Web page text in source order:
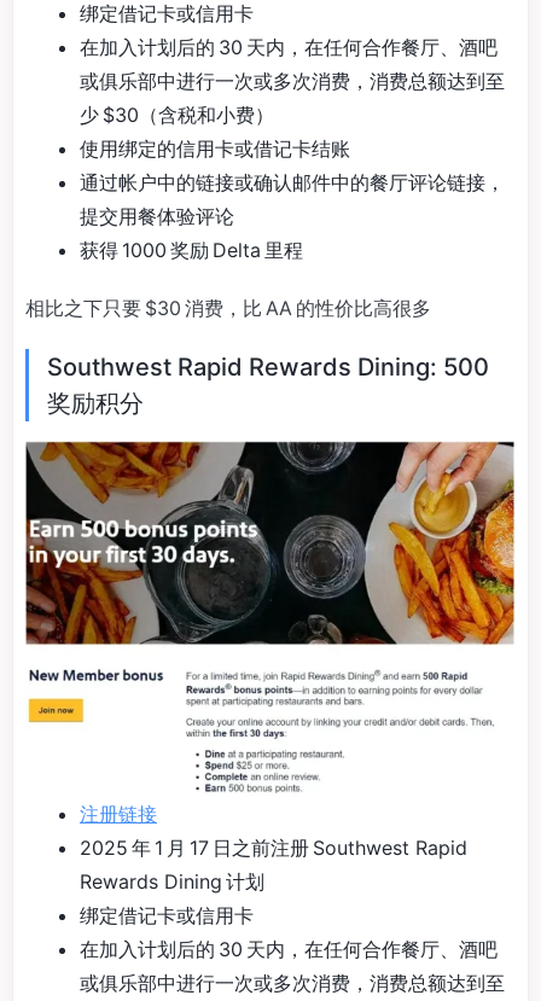
绑定借记卡或信用卡
在加入计划后的 30 天内，在任何合作餐厅、酒吧
或俱乐部中进行一次或多次消费，消费总额达到至
少 $30（含税和小费）
使用绑定的信用卡或借记卡结账
通过帐户中的链接或确认邮件中的餐厅评论链接，
提交用餐体验评论
获得 1000 奖励 Delta 里程
相比之下只要 $30 消费，比 AA 的性价比高很多
Southwest Rapid Rewards Dining: 500
奖励积分
注册链接
2025 年 1 月 17 日之前注册 Southwest Rapid
Rewards Dining 计划
绑定借记卡或信用卡
在加入计划后的 30 天内，在任何合作餐厅、酒吧
或俱乐部中进行一次或多次消费，消费总额达到至